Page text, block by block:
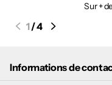
Sur +
1/4
Informations de